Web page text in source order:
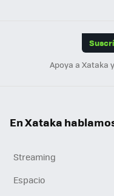
Apoya a Xataka
En Xataka
Streaming
Espacio